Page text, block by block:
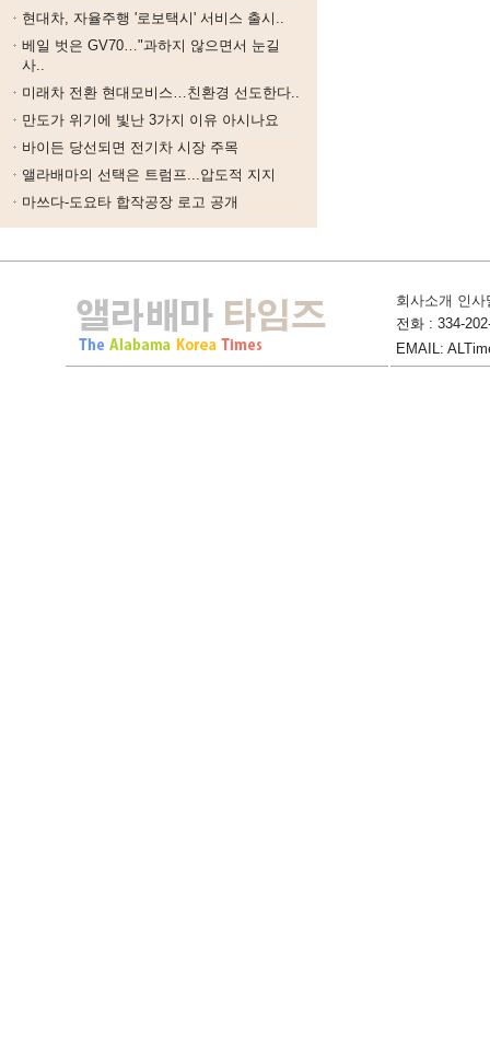
현대차, 자율주행 '로보택시' 서비스 출시..
베일 벗은 GV70…"과하지 않으면서 눈길
사..
미래차 전환 현대모비스…친환경 선도한다..
만도가 위기에 빛난 3가지 이유 아시나요
바이든 당선되면 전기차 시장 주목
앨라배마의 선택은 트럼프...압도적 지지
마쓰다-도요타 합작공장 로고 공개
회사소개 인사
전화 : 334-
EMAIL: